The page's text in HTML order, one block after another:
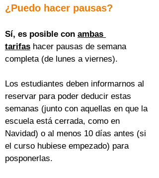
¿Puedo hacer pausas?
Sí, es posible con ambas
tarifas hacer pausas de semana
completa (de lunes a viernes).
Los estudiantes deben informarnos al
reservar para poder deducir estas
semanas (junto con aquellas en que la
escuela está cerrada, como en
Navidad) o al menos 10 días antes (si
el curso hubiese empezado) para
posponerlas.